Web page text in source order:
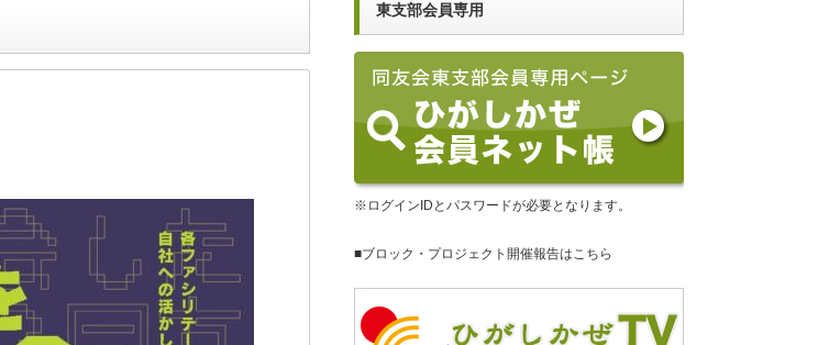
東支部会員専用
※ログインIDとパスワードが必要となります。
■ブロック・プロジェクト開催報告はこちら